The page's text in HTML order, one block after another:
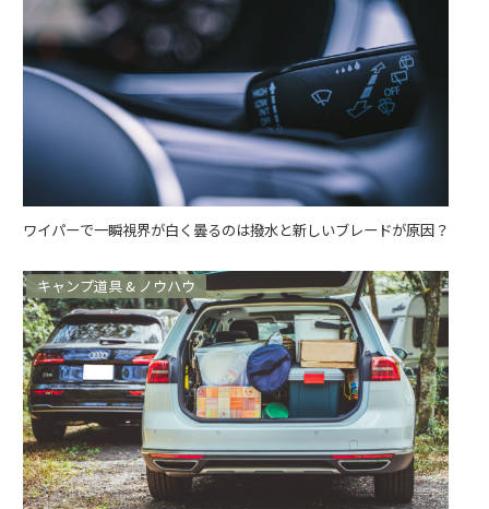
ワイパーで一瞬視界が白く曇るのは撥水と新しいブレードが原因？
キャンプ道具 & ノウハウ